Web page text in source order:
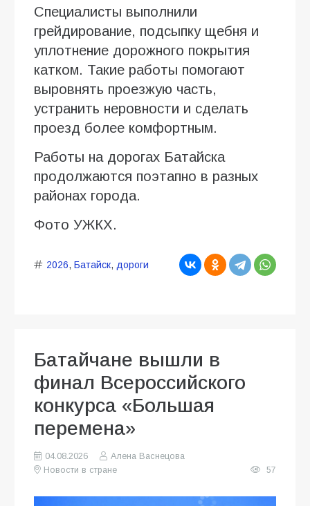
Специалисты выполнили
грейдирование, подсыпку щебня и
уплотнение дорожного покрытия
катком. Такие работы помогают
выровнять проезжую часть,
устранить неровности и сделать
проезд более комфортным.
Работы на дорогах Батайска
продолжаются поэтапно в разных
районах города.
Фото УЖКХ.
2026, Батайск, дороги
Батайчане вышли в
финал Всероссийского
конкурса «Большая
перемена»
04.08.2026
Алена Васнецова
Новости в стране
57